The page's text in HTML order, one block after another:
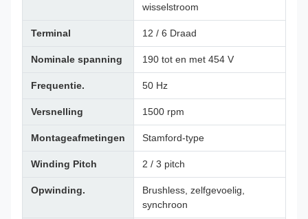
wisselstroom
Terminal 12 / 6 Draad
Nominale spanning 190 tot en met 454 V
Frequentie. 50 Hz
Versnelling 1500 rpm
Montageafmetingen Stamford-type
Winding Pitch 2 / 3 pitch
Opwinding.
Brushless, zelfgevoelig,
synchroon